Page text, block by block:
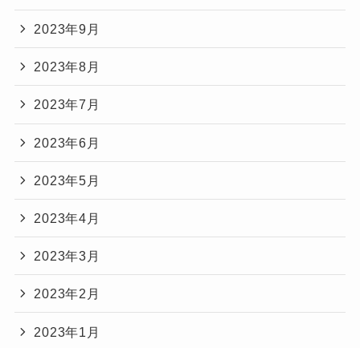
2023年9月
2023年8月
2023年7月
2023年6月
2023年5月
2023年4月
2023年3月
2023年2月
2023年1月